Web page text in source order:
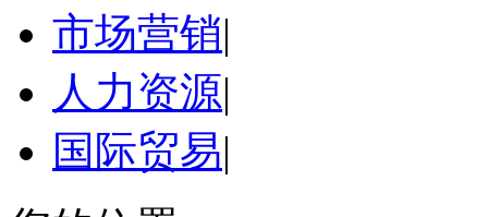
市场营销|
人力资源|
国际贸易|